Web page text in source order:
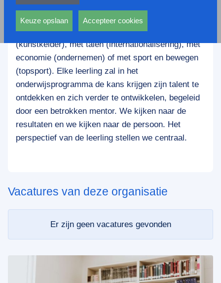
De havo/vwo locatie van het Insula College is een
school voor leerlingen die iets willen met bèta
(Universumschool), met kunst en cultuur
(kunstkelder), met talen (internationalisering), met
economie (ondernemen) of met sport en bewegen
(topsport). Elke leerling zal in het
onderwijsprogramma de kans krijgen zijn talent te
ontdekken en zich verder te ontwikkelen, begeleid
door een betrokken mentor. We kijken naar de
resultaten en we kijken naar de persoon. Het
perspectief van de leerling stellen we centraal.
Vacatures van deze organisatie
Er zijn geen vacatures gevonden
andere wordt voorkomen dat dezelfde advertentie
voortdurend verschijnt.
Keuze opslaan Accepteer cookies